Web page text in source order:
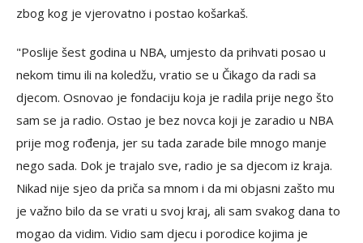
zbog kog je vjerovatno i postao košarkaš.
"Poslije šest godina u NBA, umjesto da prihvati posao u
nekom timu ili na koledžu, vratio se u Čikago da radi sa
djecom. Osnovao je fondaciju koja je radila prije nego što
sam se ja radio. Ostao je bez novca koji je zaradio u NBA
prije mog rođenja, jer su tada zarade bile mnogo manje
nego sada. Dok je trajalo sve, radio je sa djecom iz kraja.
Nikad nije sjeo da priča sa mnom i da mi objasni zašto mu
je važno bilo da se vrati u svoj kraj, ali sam svakog dana to
mogao da vidim. Vidio sam djecu i porodice kojima je